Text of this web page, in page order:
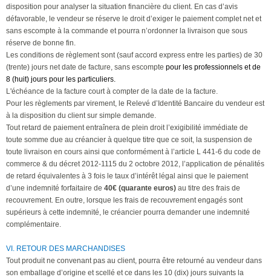
disposition pour analyser la situation financière du client. En cas d’avis
défavorable, le vendeur se réserve le droit d’exiger le paiement complet net et
sans escompte à la commande et pourra n’ordonner la livraison que sous
réserve de bonne fin.
Les conditions de règlement sont (sauf accord express entre les parties) de 30
(trente) jours net date de facture, sans escompte pour les professionnels et de
8 (huit) jours pour les particuliers.
L'échéance de la facture court à compter de la date de la facture.
Pour les règlements par virement, le Relevé d’Identité Bancaire du vendeur est
à la disposition du client sur simple demande.
Tout retard de paiement entraînera de plein droit l’exigibilité immédiate de
toute somme due au créancier à quelque titre que ce soit, la suspension de
toute livraison en cours ainsi que conformément à l’article L 441-6 du code de
commerce & du décret 2012-1115 du 2 octobre 2012, l’application de pénalités
de retard équivalentes à 3 fois le taux d’intérêt légal ainsi que le paiement
d’une indemnité forfaitaire de 40€ (quarante euros) au titre des frais de
recouvrement. En outre, lorsque les frais de recouvrement engagés sont
supérieurs à cette indemnité, le créancier pourra demander une indemnité
complémentaire.
VI. RETOUR DES MARCHANDISES
Tout produit ne convenant pas au client, pourra être retourné au vendeur dans
son emballage d’origine et scellé et ce dans les 10 (dix) jours suivants la